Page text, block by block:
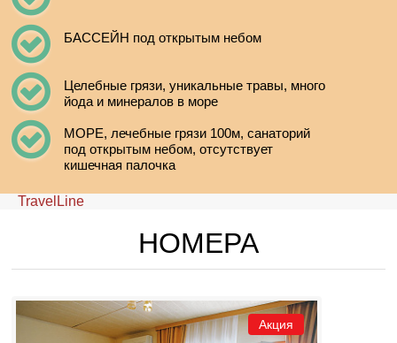
БАССЕЙН под открытым небом
Целебные грязи, уникальные травы, много
йода и минералов в море
МОРЕ, лечебные грязи 100м, санаторий
под открытым небом, отсутствует
кишечная палочка
TravelLine
НОМЕРА
Акция